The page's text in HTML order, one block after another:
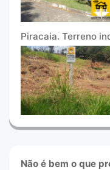
Piracaia. Terreno
Não é bem o que